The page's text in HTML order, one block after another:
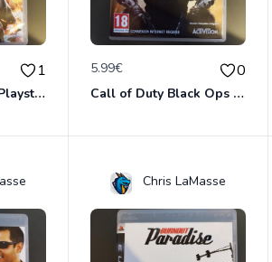
1
Bioshock Infinite Playstation 3
5.99€ 0
Call of Duty Black Ops 3 Playstation 3
Chris LaMasse